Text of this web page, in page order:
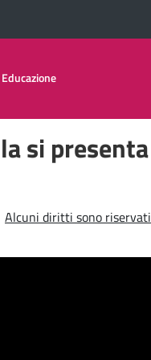
Educazione
si presenta
Alcuni diritti sono riservati